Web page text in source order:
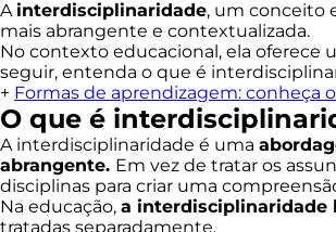
Ainterdisciplinaridade, um conceito
mais abrangente e contextualizada.
No contexto educacional, ela oferece
seguir, entenda o que é
+ Formas de aprendizagem: conheça
O que é
A interdisciplinaridade é uma
abrangente. Em vez de tratar os
disciplinas para criar uma
Na educação, a interdisciplinaridade
tratadas separadamente.